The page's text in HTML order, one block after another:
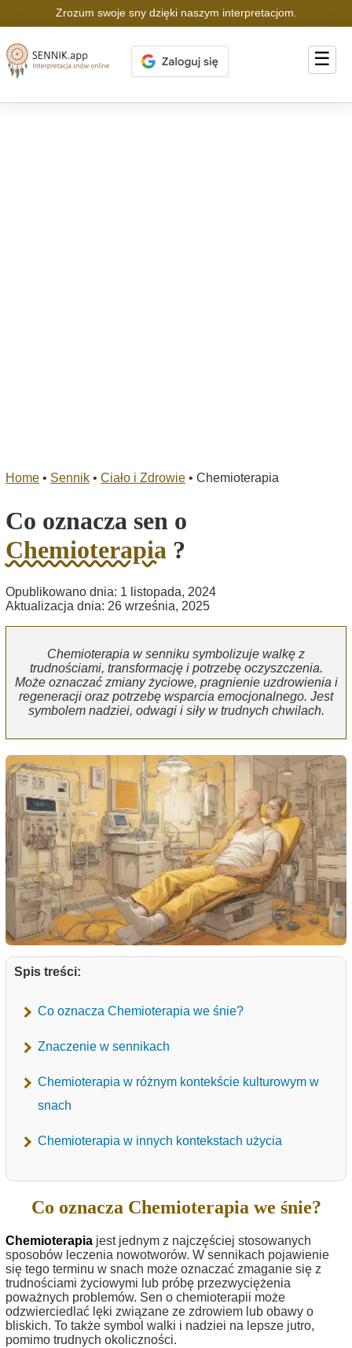
Zrozum swoje sny dzięki naszym interpretacjom.
☰
Home • Sennik • Ciało i Zdrowie • Chemioterapia
Co oznacza sen o
Chemioterapia ?
Opublikowano dnia: 1 listopada, 2024
Aktualizacja dnia: 26 września, 2025
Chemioterapia w senniku symbolizuje walkę z
trudnościami, transformację i potrzebę oczyszczenia.
Może oznaczać zmiany życiowe, pragnienie uzdrowienia i
regeneracji oraz potrzebę wsparcia emocjonalnego. Jest
symbolem nadziei, odwagi i siły w trudnych chwilach.
Spis treści:
Co oznacza Chemioterapia we śnie?
Znaczenie w sennikach
Chemioterapia w różnym kontekście kulturowym w
snach
Chemioterapia w innych kontekstach użycia
Co oznacza Chemioterapia we śnie?
Chemioterapia jest jednym z najczęściej stosowanych
sposobów leczenia nowotworów. W sennikach pojawienie
się tego terminu w snach może oznaczać zmaganie się z
trudnościami życiowymi lub próbę przezwyciężenia
poważnych problemów. Sen o chemioterapii może
odzwierciedlać lęki związane ze zdrowiem lub obawy o
bliskich. To także symbol walki i nadziei na lepsze jutro,
pomimo trudnych okoliczności.